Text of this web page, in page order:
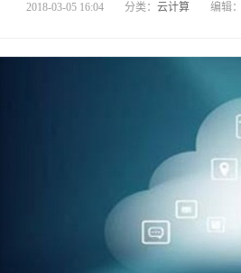
2018-03-05 16:04 分类： 云计算 编辑：